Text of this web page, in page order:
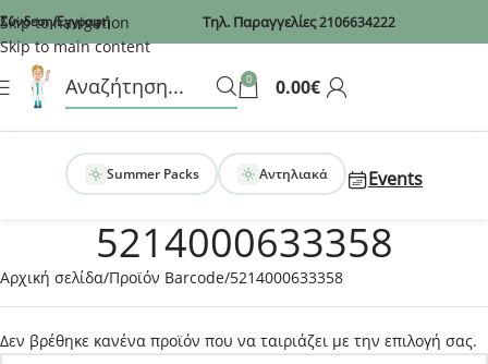
Recaptcha
Skip to navigation
Skip to main content
Σύνδεση/Εγγραφή Τηλ. Παραγγελίες2106634222
0 0.00€
Summer Packs Αντηλιακά Events
5214000633358
Αρχική σελίδα Προϊόν Barcode 5214000633358
Δεν βρέθηκε κανένα προϊόν που να ταιριάζει με την επιλογή σας.